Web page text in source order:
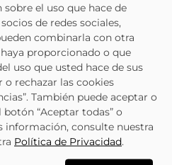
el uso que hace de
de redes sociales,
combinarla con otra
proporcionado o que
uso que usted hace de sus
o rechazar las cookies
También puede aceptar o
“Aceptar todas” o
información, consulte nuestra
Política de Privacidad.